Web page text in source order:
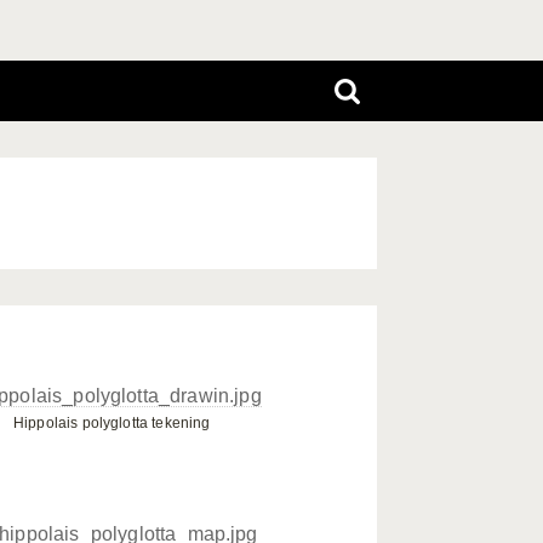
Hippolais polyglotta tekening